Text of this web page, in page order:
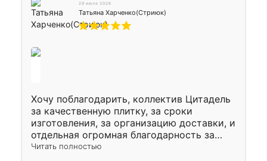
29 июля 2026
Татьяна Харченко(Стриюк)
Хочу поблагодарить, коллектив Цитадель
за качественную плитку, за сроки
изготовления, за организацию доставки, и
отдельная огромная благодарность за
укладку плитки Оганесу, за два дня 70 кв,
Читать полностью